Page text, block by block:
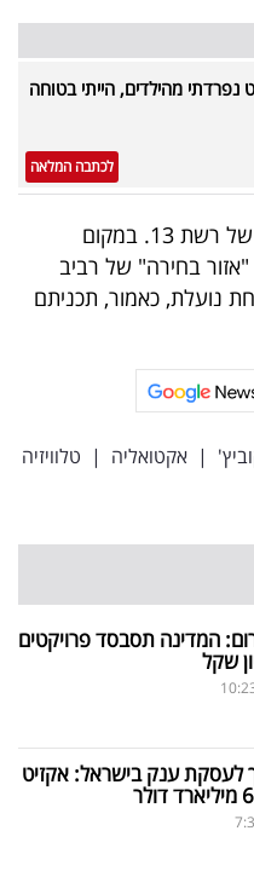
נפרדתי מהילדים, הייתי בטוחה
לכתבה המלאה
את הרשימה סוגרות שתי נציגות של רשת 13. במקום
בחירה" של רביב
נועלת, כאמור, תכניתם
| אקטואליה | טלוויזיה
המדינה תסבסד פרויקטים
לעסקת ענק בישראל: אקזיט